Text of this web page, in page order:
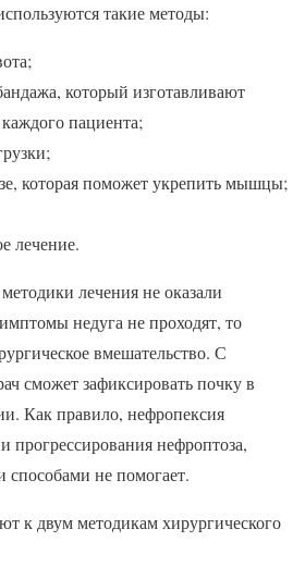
такие методы:
который изготавливают
пациента;
которая поможет укрепить мышцы;
лечение.
лечения не оказали
недуга не проходят, то
вмешательство. С
сможет зафиксировать почку в
Как правило, нефропексия
прогрессирования нефроптоза,
способами не помогает.
к двум методикам хирургического